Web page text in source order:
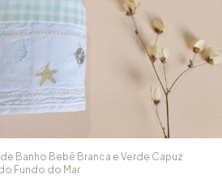
Banho Bebê Branca e Verde Capuz
Fundo do Mar